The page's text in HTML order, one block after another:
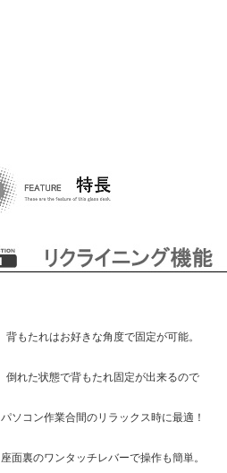
背もたれはお好きな角度で固定が可能。
倒れた状態で背もたれ固定が出来るので
パソコン作業合間のリラックス時に最適！
座面裏のワンタッチレバーで操作も簡単。